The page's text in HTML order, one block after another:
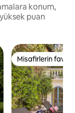
konum,
puan
Misafirlerin
Misafirlerin